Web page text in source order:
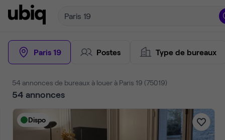
Paris 19
Paris 19 Postes Type de bureaux
54 annonces de bureaux à louer à Paris 19 (75019)
54 annonces